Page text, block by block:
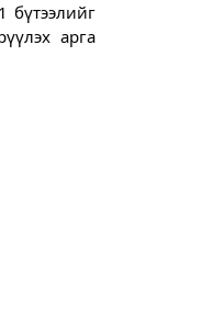
бүтээлийг
арга